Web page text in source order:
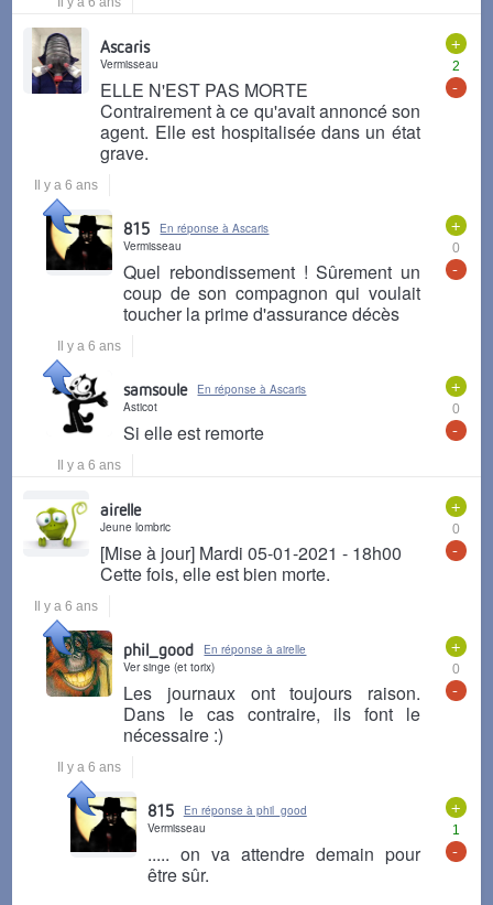
+
2
-
Ascaris
Vermisseau
ELLE N'EST PAS MORTE
Contrairement à ce qu'avait annoncé son
agent. Elle est hospitalisée dans un état
grave.
Il y a 6 ans
+
0
-
815
En réponse à Ascaris
Vermisseau
Quel rebondissement ! Sûrement un
coup de son compagnon qui voulait
toucher la prime d'assurance décès
Il y a 6 ans
+
0
-
samsoule
En réponse à Ascaris
Asticot
Si elle est remorte
Il y a 6 ans
+
0
-
airelle
Jeune lombric
[Mise à jour] Mardi 05-01-2021 - 18h00
Cette fois, elle est bien morte.
Il y a 6 ans
+
0
-
phil_good
En réponse à airelle
Ver singe (et torix)
Les journaux ont toujours raison.
Dans le cas contraire, ils font le
nécessaire :)
Il y a 6 ans
+
1
-
815
En réponse à phil_good
Vermisseau
..... on va attendre demain pour
être sûr.